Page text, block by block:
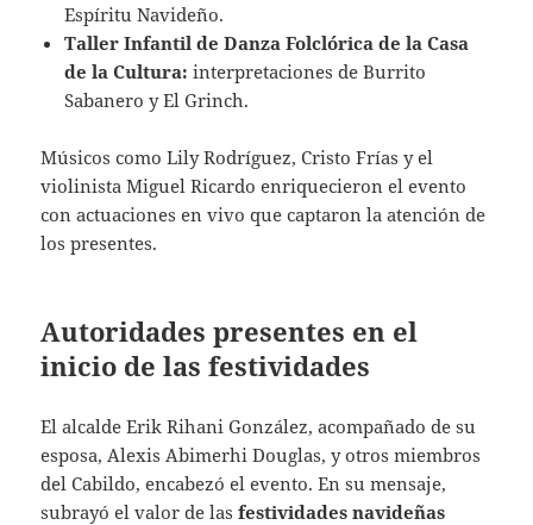
Espíritu Navideño.
Taller Infantil de Danza Folclórica de la Casa
de la Cultura: interpretaciones de Burrito
Sabanero y El Grinch.
Músicos como Lily Rodríguez, Cristo Frías y el
violinista Miguel Ricardo enriquecieron el evento
con actuaciones en vivo que captaron la atención de
los presentes.
Autoridades presentes en el
inicio de las festividades
El alcalde Erik Rihani González, acompañado de su
esposa, Alexis Abimerhi Douglas, y otros miembros
del Cabildo, encabezó el evento. En su mensaje,
subrayó el valor de lasfestividades navideñas